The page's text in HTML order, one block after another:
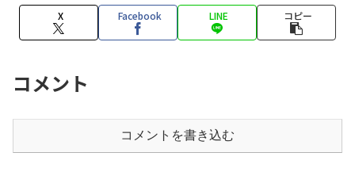
X Facebook LINE コピー
コメント
コメントを書き込む